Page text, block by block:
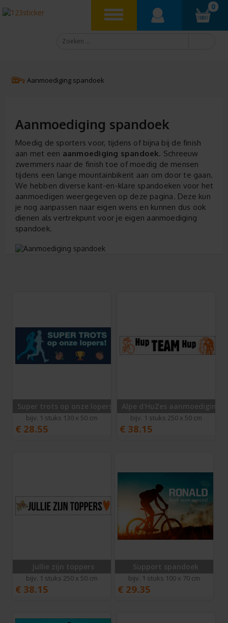
0
Aanmoediging spandoek
Aanmoediging spandoek
Moedig de sporters voor, tijdens of bijna bij de finish
aan met een aanmoediging spandoek. Schreeuw
zwemmers naar de finish toe of moedig de mensen
tijdens een lange mountainbikerit aan om door te gaan.
We hebben diverse kant-en-klare spandoeken voor het
aanmoedigen weergegeven op deze pagina. Deze kun
je nog aanpassen naar eigen wens en kunnen dus ook
dienen als vertrekpunt voor je eigen aanmoediging
spandoek.
Super trots op onze lopers!
bijv. 1 stuks 130 x 50 cm
€ 28.55
Alpe d'HuZes aanmoediging
bijv. 1 stuks 250 x 50 cm
€ 38.15
Jullie zijn toppers
bijv. 1 stuks 250 x 50 cm
€ 38.15
Support spandoek
bijv. 1 stuks 100 x 70 cm
€ 29.35